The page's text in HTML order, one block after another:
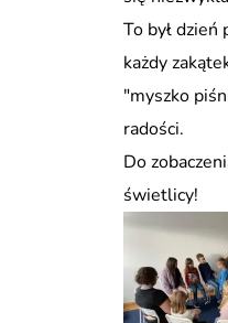
To był dzień
każdy
"myszko
radości.
Do
świetlicy!